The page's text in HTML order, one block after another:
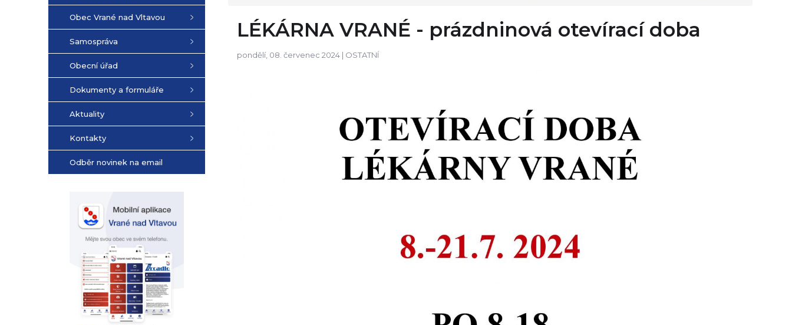
Obec Vrané nad Vltavou
Samospráva
Obecní úřad
Dokumenty a formuláře
Aktuality
Kontakty
Odběr novinek na email
LÉKÁRNA VRANÉ - prázdninová otevírací doba
pondělí, 08. červenec 2024 | OSTATNÍ